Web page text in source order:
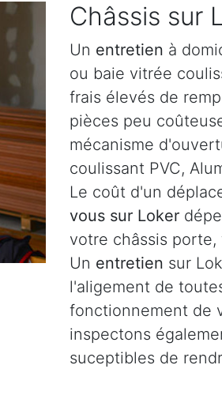
Châssis sur
Un entretien à
ou baie vitrée
frais élevés de
pièces peu
mécanisme
coulissant PVC,
Le coût d'un
vous sur Loker
votre châssis
Un entretien sur
l'aligement de
fonctionnement de
inspectons
suceptibles de